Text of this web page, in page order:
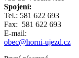
Spojení:
Tel.: 581 622 693
Fax: 581 622 693
E-mail:
obec@horni-ujezd.cz